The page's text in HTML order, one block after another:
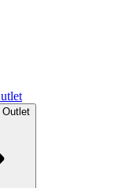
Outlet